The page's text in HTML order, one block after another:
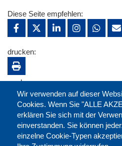
Wir verwenden auf dieser
Cookies. Wenn Sie "ALLE
erklären Sie sich mit der
einverstanden. Sie können
einzelne Cookie-Typen
Diese Seite empfehlen:
drucken:
merken: